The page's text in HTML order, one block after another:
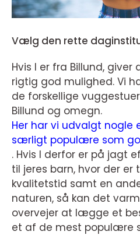
Vælg den rette
Hvis I er fra Billund,
rigtig god mulighed. Vi
de forskellige
Billund og omegn.
Her har vi udvalgt nogle
særligt populære som
. Hvis I derfor er på jagt
til jeres barn, hvor der er
kvalitetstid samt en
naturen, så kan det
overvejer at lægge et
et af de mest populære